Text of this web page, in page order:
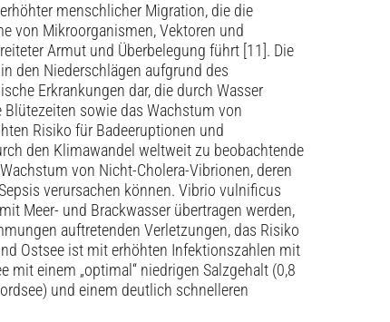
menschlicher Migration, die die
von Mikroorganismen, Vektoren und
Armut und Überbelegung führt [11]. Die
den Niederschlägen aufgrund des
Erkrankungen dar, die durch Wasser
Blütezeiten sowie das Wachstum von
Risiko für Badeeruptionen und
den Klimawandel weltweit zu beobachtende
von Nicht-Cholera-Vibrionen, deren
verursachen können. Vibrio ­vulnificus
Meer- und Brackwasser übertragen werden,
auftretenden Verletzungen, das Risiko
Ostsee ist mit erhöhten Infektionszahlen mit
mit einem „optimal“ niedrigen Salzgehalt (0,8
und einem deutlich schnelleren